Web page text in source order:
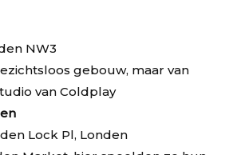
NW3
gebouw, maar van
van Coldplay
Lock Pl, Londen